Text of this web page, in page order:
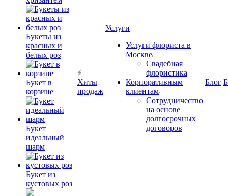
Букеты из
красных и
белых роз
Букет в
корзине
Букет
идеальный
шарм
Букет из
кустовых роз
Хиты
продаж
Услуги
Услуги флориста в
Москве
Свадебная
флористика
Корпоративным
клиентам
Сотрудничество
на основе
долгосрочных
договоров
Блог